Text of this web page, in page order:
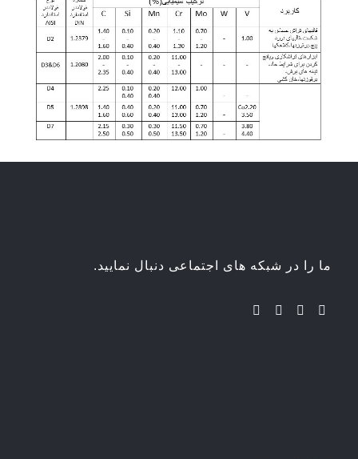
ما را در شبکه های اجتماعی دنبال نمایید.